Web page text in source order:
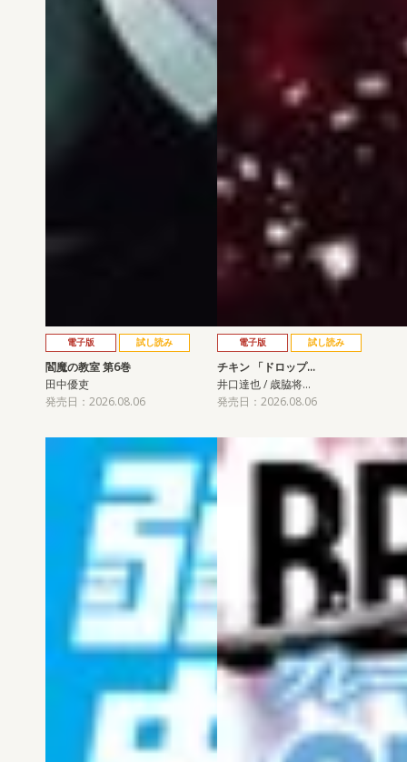
電子版 試し読み
閻魔の教室 第6巻
田中優吏
発売日：2026.08.06
電子版 試し読み
チキン 「ドロップ…
井口達也 / 歳脇将…
発売日：2026.08.06